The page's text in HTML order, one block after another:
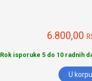
6.800,00
Rok isporuke 5 do 10 radnih
U korpu